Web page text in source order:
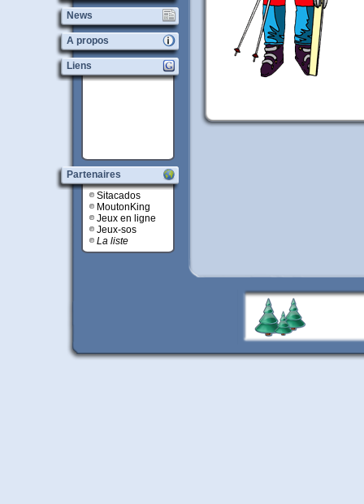
News
A propos
Liens
Partenaires
Sitacados
MoutonKing
Jeux en ligne
Jeux-sos
La liste